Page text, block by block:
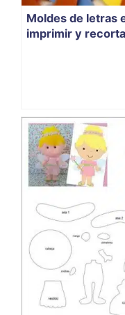
Moldes de letras
imprimir y